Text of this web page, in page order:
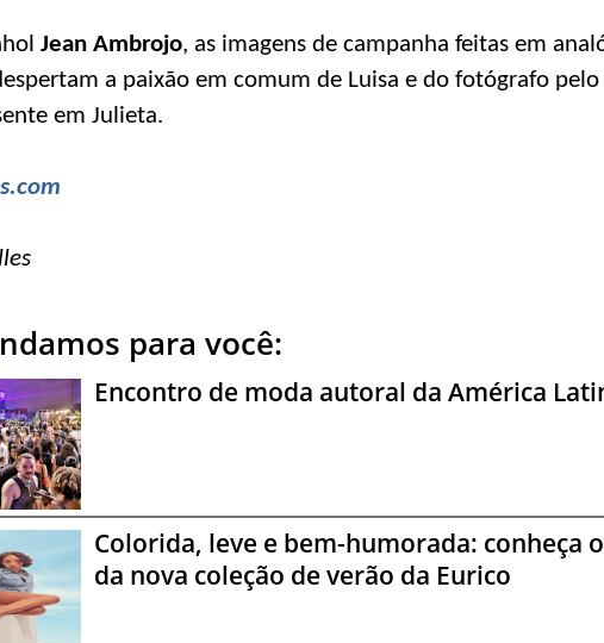
Jean Ambrojo, as imagens de campanha feitas em
a paixão em comum de Luisa e do fotógrafo pelo
em Julieta.
para você:
Encontro de moda autoral da América
Colorida, leve e bem-humorada: conheça
da nova coleção de verão da Eurico